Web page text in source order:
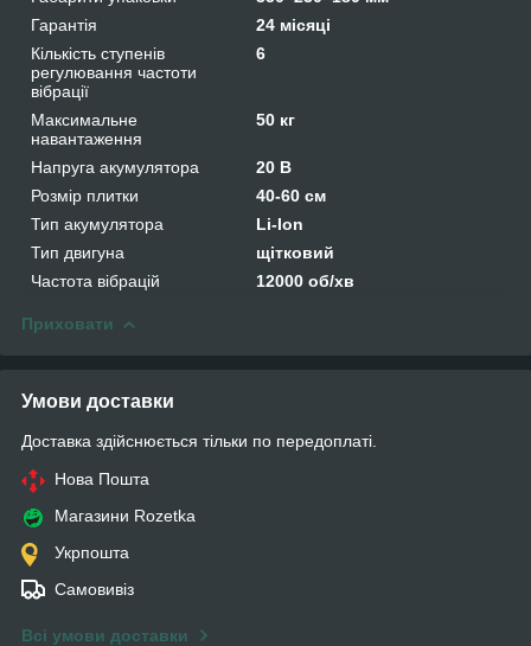
Гарантія
24 місяці
Кількість ступенів
регулювання частоти
вібрації
6
Максимальне
навантаження
50 кг
Напруга акумулятора
20 В
Розмір плитки
40-60 см
Тип акумулятора
Li-Ion
Тип двигуна
щітковий
Частота вібрацій
12000 об/хв
Приховати
Умови доставки
Доставка здійснюється тільки по передоплаті.
Нова Пошта
Магазини Rozetka
Укрпошта
Самовивіз
Всі умови доставки